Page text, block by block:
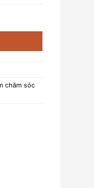
Time Reverse Lifting
chăm sóc